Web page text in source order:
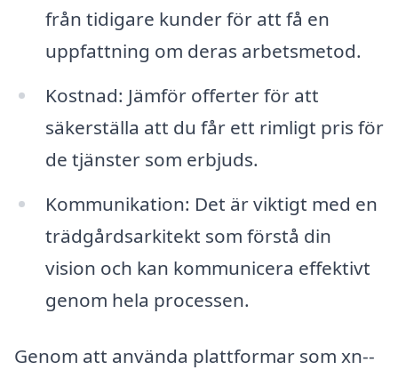
från tidigare kunder för att få en
uppfattning om deras arbetsmetod.
Kostnad: Jämför offerter för att
säkerställa att du får ett rimligt pris för
de tjänster som erbjuds.
Kommunikation: Det är viktigt med en
trädgårdsarkitekt som förstå din
vision och kan kommunicera effektivt
genom hela processen.
Genom att använda plattformar som xn--